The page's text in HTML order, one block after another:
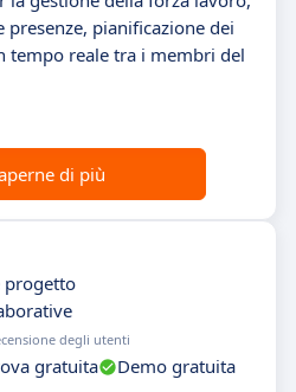
pianificazione dei
tempo reale tra i membri del
di più
progetto
degli utenti
gratuita
Demo gratuita